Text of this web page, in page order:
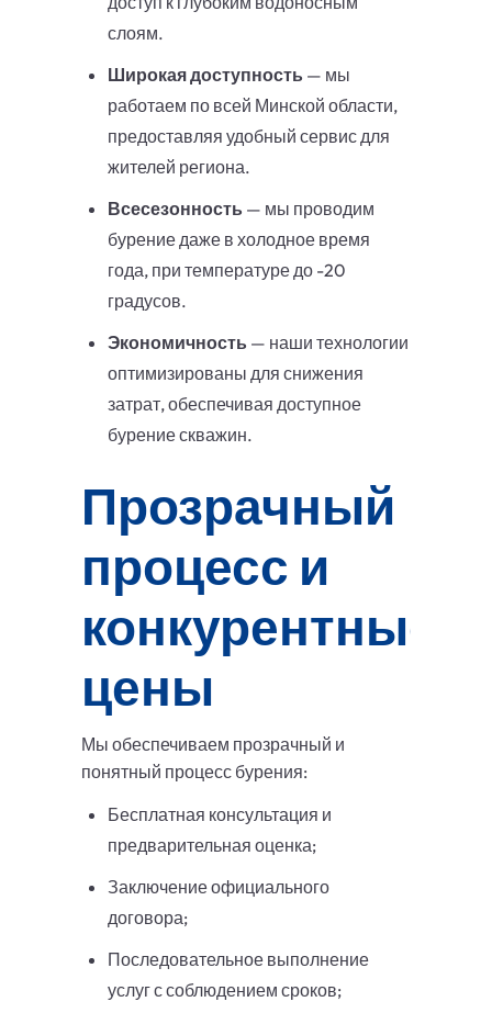
слоям.
Широкая доступность — мы
работаем по всей Минской области,
предоставляя удобный сервис для
жителей региона.
Всесезонность — мы проводим
бурение даже в холодное время
года, при температуре до -20
градусов.
Экономичность — наши технологии
оптимизированы для снижения
затрат, обеспечивая доступное
бурение скважин.
Прозрачный
процесс и
конкурентные
цены
Мы обеспечиваем прозрачный и
понятный процесс бурения:
Бесплатная консультация и
предварительная оценка;
Заключение официального
договора;
Последовательное выполнение
услуг с соблюдением сроков;